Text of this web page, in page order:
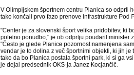
V Olimpijskem športnem centru Planica so odprli
tako končali prvo fazo prenove infrastrukture Pod
"Center je za slovenski šport velika pridobitev, ki
poletno ponudbo," je ob odprtju poudaril minister
"Često je glede Planice pozornost namenjena
vendar je to dolina z več športnimi objekti, ki jih je
tako da bo Planica postala športni park, ki si ga
je dejal predsednik OKS-ja Janez Kocjančič.